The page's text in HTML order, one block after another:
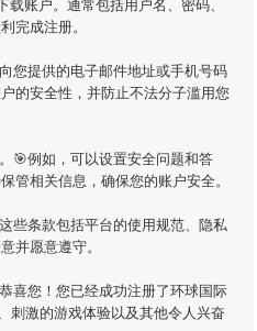
完成注册。
您提供的电子邮件地址或手机号码
的安全性，并防止不法分子滥用您
🎯例如，可以设置安全问题和答
管相关信息，确保您的账户安全。
些条款包括平台的使用规范、隐私
并愿意遵守。
喜您！您已经成功注册了环球国际
刺激的游戏体验以及其他令人兴奋